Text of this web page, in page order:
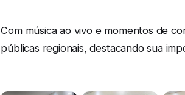
Com música ao vivo e momentos de
públicas regionais, destacando sua